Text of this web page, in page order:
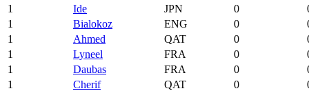
1
Ide JPN 0
1
Bialokoz ENG 0
1
Ahmed QAT 0
1
Lyneel FRA 0
1
Daubas FRA 0
1
Cherif QAT 0